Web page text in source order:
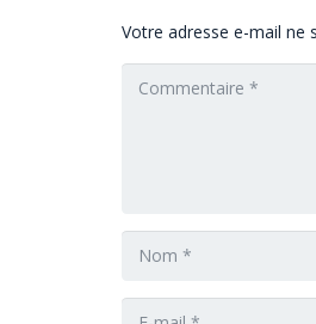
Votre adresse e-mail ne